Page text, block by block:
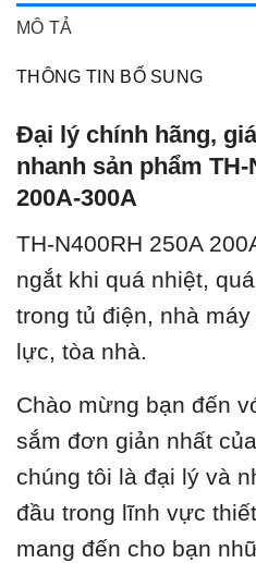
MÔ TẢ
THÔNG TIN BỔ SUNG
Đại lý chính hãng,
nhanh sản phẩm TH-
200A-300A
TH-N400RH 250A
ngắt khi quá nhiệt,
trong tủ điện, nhà
lực, tòa nhà.
Chào mừng bạn đến
sắm đơn giản nhất
chúng tôi là đại lý và
đầu trong lĩnh vực
mang đến cho bạn